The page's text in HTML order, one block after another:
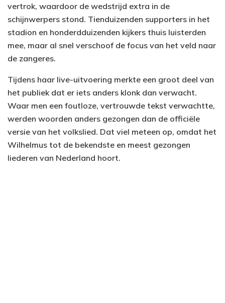
vertrok, waardoor de wedstrijd extra in de
schijnwerpers stond. Tienduizenden supporters in het
stadion en honderdduizenden kijkers thuis luisterden
mee, maar al snel verschoof de focus van het veld naar
de zangeres.
Tijdens haar live-uitvoering merkte een groot deel van
het publiek dat er iets anders klonk dan verwacht.
Waar men een foutloze, vertrouwde tekst verwachtte,
werden woorden anders gezongen dan de officiële
versie van het volkslied. Dat viel meteen op, omdat het
Wilhelmus tot de bekendste en meest gezongen
liederen van Nederland hoort.